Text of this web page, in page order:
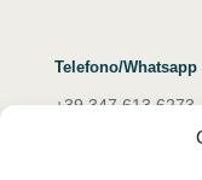
Telefono/Whatsapp
+39 347 613 6273